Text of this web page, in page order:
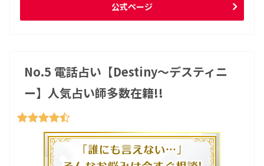
公式ページ
No.5 電話占い【Destiny〜デスティニ
ー】人気占い師多数在籍!!